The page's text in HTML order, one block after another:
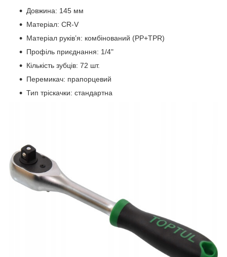
Довжина: 145 мм
Матеріал: CR-V
Матеріал руків’я: комбінований (PP+TPR)
Профіль приєднання: 1/4"
Кількість зубців: 72 шт.
Перемикач: прапорцевий
Тип тріскачки: стандартна